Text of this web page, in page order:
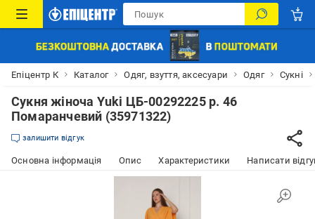
Епіцентр К Каталог Одяг, взуття, аксесуари Одяг Сукні
Сукня жіноча Yuki ЦБ-00292225 р. 46
Помаранчевий (35971322)
залишити відгук
Основна інформація Опис Характеристики Написати